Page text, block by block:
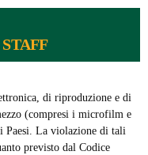
di riproduzione e di
(compresi i microfilm e
Paesi. La violazione di tali
previsto dal Codice